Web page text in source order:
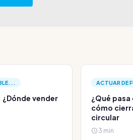
vender
ACTUAR DE
¿Qué
cómo
circular
3 min